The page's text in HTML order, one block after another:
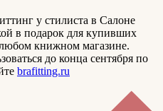
у стилиста в Салоне
в подарок для купивших
книжном магазине.
до конца сентября по
brafitting.ru